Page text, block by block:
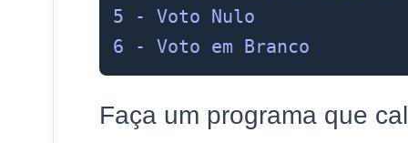
5 - Voto Nulo
Faça um programa que